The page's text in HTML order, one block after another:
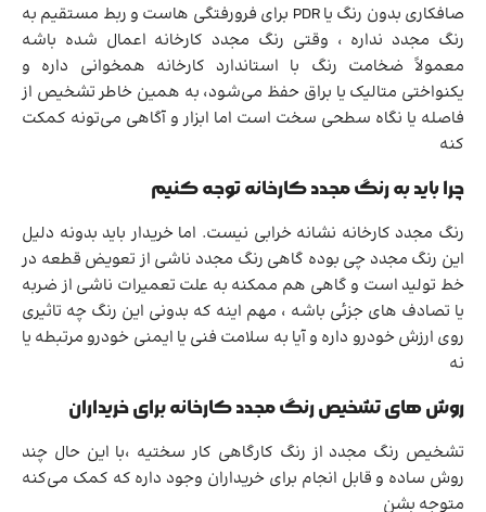
صافکاری بدون رنگ یا PDR برای فرورفتگی هاست و ربط مستقیم به
رنگ مجدد نداره ، وقتی رنگ مجدد کارخانه اعمال شده باشه
معمولاً ضخامت رنگ با استاندارد کارخانه همخوانی داره و
یکنواختی متالیک یا براق حفظ می‌شود، به همین خاطر تشخیص از
فاصله یا نگاه سطحی سخت است اما ابزار و آگاهی می‌تونه کمکت
کنه
چرا باید به رنگ مجدد کارخانه توجه کنیم
رنگ مجدد کارخانه نشانه خرابی نیست. اما خریدار باید بدونه دلیل
این رنگ مجدد چی بوده گاهی رنگ مجدد ناشی از تعویض قطعه در
خط تولید است و گاهی هم ممکنه به علت تعمیرات ناشی از ضربه
یا تصادف های جزئی باشه ، مهم اینه که بدونی این رنگ چه تاثیری
روی ارزش خودرو داره و آیا به سلامت فنی یا ایمنی خودرو مرتبطه یا
نه
روش های تشخیص رنگ مجدد کارخانه برای خریداران
تشخیص رنگ مجدد از رنگ کارگاهی کار سختیه ،با این حال چند
روش ساده و قابل انجام برای خریداران وجود داره که کمک می‌کنه
متوجه بشن